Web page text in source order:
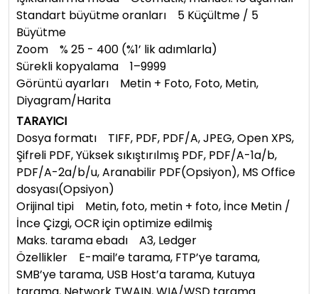
Standart büyütme oranları 5 Küçültme / 5
Büyütme
Zoom % 25 - 400 (%1’ lik adımlarla)
Sürekli kopyalama 1–9999
Görüntü ayarları Metin + Foto, Foto, Metin,
Diyagram/Harita
TARAYICI
Dosya formatı TIFF, PDF, PDF/A, JPEG, Open XPS,
Şifreli PDF, Yüksek sıkıştırılmış PDF, PDF/A-1a/b,
PDF/A-2a/b/u, Aranabilir PDF(Opsiyon), MS Office
dosyası(Opsiyon)
Orijinal tipi Metin, foto, metin + foto, İnce Metin /
İnce Çizgi, OCR için optimize edilmiş
Maks. tarama ebadı A3, Ledger
Özellikler E-mail’e tarama, FTP’ye tarama,
SMB’ye tarama, USB Host’a tarama, Kutuya